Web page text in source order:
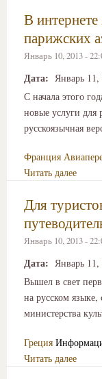
В интернете
парижских
Январь 10, 2013 -
Дата: Январь 11,
С начала этого
новые услуги для
русскоязычная
Франция
Читать далее
Для
Январь 10, 2013 -
Дата: Январь 11,
Вышел в свет
на русском
министерства
Греция
Читать далее